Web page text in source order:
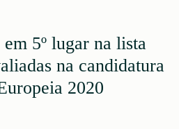
5º lugar na lista
na candidatura
2020